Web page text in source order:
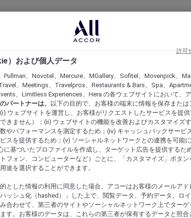
）および個人データ
Pullman、Novotel、Mercure、MGallery、Sofitel、Movenpick、
、Meetings、Travelpros、Restaurants & Bars、Spa、
、Limitless Experiences、Hera の各ウェブサイトにおいて、
パートナーは、
以下の目的で、お客様の端末に情報を保存または
ウェブサイトを運営し、お客様がリクエストしたサービスを提供
きません）；(ii) ウェブサイトの機能を改善およびカスタマイズ
やパフォーマンスを測定するため；(iv) キャッシュバックサービ
スを提供するため；(v) ソーシャルネットワークとの連携を可能
に基づいたプロファイルを作成し、ターゲット広告を提供するた
フォン、コンピューターなど）ごとに、「カスタマイズ」ボタン
途を選択することができます。
とした情報の利用に同意した場合、アコーはお客様のメールアド
ッシュ化（hashed）」した上で、閲覧データ、予約データ、ロ
合わせて、第三者のサイトやソーシャルネットワーク上でター
す。お客様のデータは、これらの第三者が保有するデータと照合
許可